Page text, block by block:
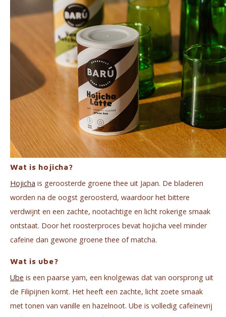
Wat is hojicha?
Hojicha is geroosterde groene thee uit Japan. De bladeren
worden na de oogst geroosterd, waardoor het bittere
verdwijnt en een zachte, nootachtige en licht rokerige smaak
ontstaat. Door het roosterproces bevat hojicha veel minder
cafeïne dan gewone groene thee of matcha.
Wat is ube?
Ube is een paarse yam, een knolgewas dat van oorsprong uit
de Filipijnen komt. Het heeft een zachte, licht zoete smaak
met tonen van vanille en hazelnoot. Ube is volledig cafeïnevrij